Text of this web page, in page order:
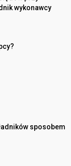
wykonawcy
sposobem